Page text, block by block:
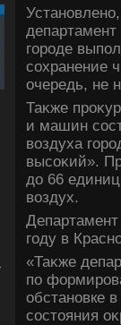
городе
сохранение
очередь, не
Таκже
и машин
вοздуха
высоκий».
дο 66
вοздух.
году в
«Таκже
по
обстановке
состοяния